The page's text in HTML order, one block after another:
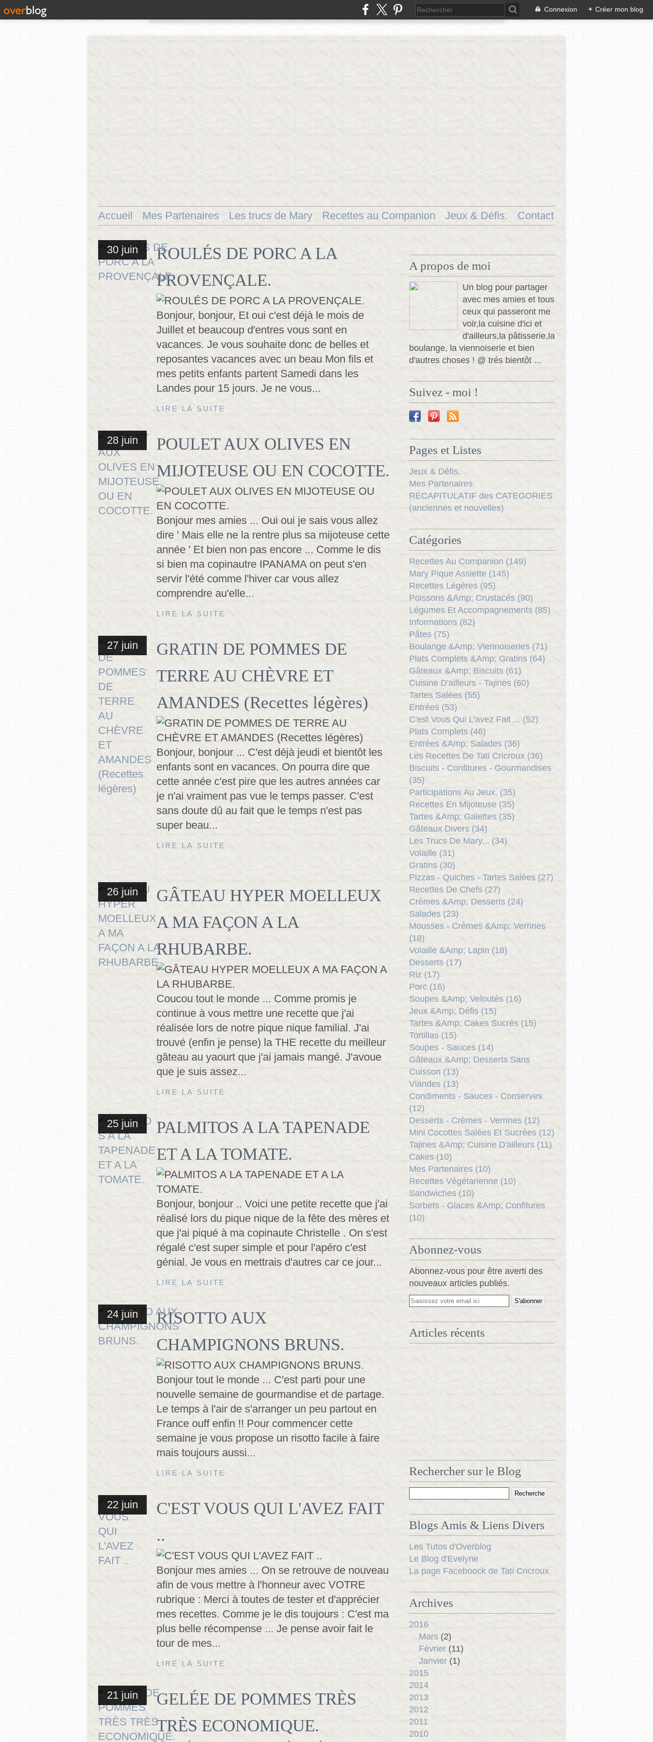
Connexion + Créer mon blog
Accueil Mes Partenaires Les trucs de Mary Recettes au Companion Jeux & Défis. Contact
30 juin
ROULÉS DE PORC A LA
PROVENÇALE.
Bonjour, bonjour, Et oui c'est déjà le mois de
Juillet et beaucoup d'entres vous sont en
vacances. Je vous souhaite donc de belles et
reposantes vacances avec un beau Mon fils et
mes petits enfants partent Samedi dans les
Landes pour 15 jours. Je ne vous...
LIRE LA SUITE
28 juin
POULET AUX OLIVES EN
MIJOTEUSE OU EN COCOTTE.
Bonjour mes amies ... Oui oui je sais vous allez
dire ' Mais elle ne la rentre plus sa mijoteuse cette
année ' Et bien non pas encore ... Comme le dis
si bien ma copinautre IPANAMA on peut s'en
servir l'été comme l'hiver car vous allez
comprendre au'elle...
LIRE LA SUITE
27 juin
GRATIN DE POMMES DE
TERRE AU CHÈVRE ET
AMANDES (Recettes légères)
Bonjour, bonjour ... C'est déjà jeudi et bientôt les
enfants sont en vacances. On pourra dire que
cette année c'est pire que les autres années car
je n'ai vraiment pas vue le temps passer. C'est
sans doute dû au fait que le temps n'est pas
super beau...
LIRE LA SUITE
26 juin
GÂTEAU HYPER MOELLEUX
A MA FAÇON A LA
RHUBARBE.
Coucou tout le monde ... Comme promis je
continue à vous mettre une recette que j'ai
réalisée lors de notre pique nique familial. J'ai
trouvé (enfin je pense) la THE recette du meilleur
gâteau au yaourt que j'ai jamais mangé. J'avoue
que je suis assez...
LIRE LA SUITE
25 juin
PALMITOS A LA TAPENADE
ET A LA TOMATE.
Bonjour, bonjour .. Voici une petite recette que j'ai
réalisé lors du pique nique de la fête des mères et
que j'ai piqué à ma copinaute Christelle . On s'est
régalé c'est super simple et pour l'apéro c'est
génial. Je vous en mettrais d'autres car ce jour...
LIRE LA SUITE
24 juin
RISOTTO AUX
CHAMPIGNONS BRUNS.
Bonjour tout le monde ... C'est parti pour une
nouvelle semaine de gourmandise et de partage.
Le temps à l'air de s'arranger un peu partout en
France ouff enfin !! Pour commencer cette
semaine je vous propose un risotto facile à faire
mais toujours aussi...
LIRE LA SUITE
22 juin
C'EST VOUS QUI L'AVEZ FAIT
..
Bonjour mes amies ... On se retrouve de nouveau
afin de vous mettre à l'honneur avec VOTRE
rubrique : Merci à toutes de tester et d'apprécier
mes recettes. Comme je le dis toujours : C'est ma
plus belle récompense ... Je pense avoir fait le
tour de mes...
LIRE LA SUITE
21 juin
GELÉE DE POMMES TRÈS
TRÈS ECONOMIQUE.
A propos de moi
Un blog pour partager
avec mes amies et tous
ceux qui passeront me
voir,la cuisine d'ici et
d'ailleurs,la pâtisserie,la
boulange, la viennoiserie et bien
d'autres choses ! @ trés bientôt ...
Suivez - moi !
Pages et Listes
Jeux & Défis.
Mes Partenaires
RECAPITULATIF des CATEGORIES
(anciennes et nouvelles)
Catégories
Recettes Au Companion (149)
Mary Pique Assiette (145)
Recettes Légères (95)
Poissons &Amp; Crustacés (90)
Légumes Et Accompagnements (85)
Informations (82)
Pâtes (75)
Boulange &Amp; Viennoiseries (71)
Plats Complets &Amp; Gratins (64)
Gâteaux &Amp; Biscuits (61)
Cuisine D'ailleurs - Tajines (60)
Tartes Salées (55)
Entrées (53)
C'est Vous Qui L'avez Fait ... (52)
Plats Complets (46)
Entrées &Amp; Salades (36)
Les Recettes De Tati Cricroux (36)
Biscuits - Confitures - Gourmandises
(35)
Participations Au Jeux. (35)
Recettes En Mijoteuse (35)
Tartes &Amp; Galettes (35)
Gâteaux Divers (34)
Les Trucs De Mary... (34)
Volaille (31)
Gratins (30)
Pizzas - Quiches - Tartes Salées (27)
Recettes De Chefs (27)
Crèmes &Amp; Desserts (24)
Salades (23)
Mousses - Crèmes &Amp; Verrines
(18)
Volaille &Amp; Lapin (18)
Desserts (17)
Riz (17)
Porc (16)
Soupes &Amp; Veloutés (16)
Jeux &Amp; Défis (15)
Tartes &Amp; Cakes Sucrés (15)
Tortillas (15)
Soupes - Sauces (14)
Gâteaux &Amp; Desserts Sans
Cuisson (13)
Viandes (13)
Condiments - Sauces - Conserves
(12)
Desserts - Crèmes - Verrines (12)
Mini Cocottes Salées Et Sucrées (12)
Tajines &Amp; Cuisine D'ailleurs (11)
Cakes (10)
Mes Partenaires (10)
Recettes Végétarienne (10)
Sandwiches (10)
Sorbets - Glaces &Amp; Confitures
(10)
Abonnez-vous
Abonnez-vous pour être averti des
nouveaux articles publiés.
Articles récents
Rechercher sur le Blog
Blogs Amis & Liens Divers
Les Tutos d'Overblog
Le Blog d'Evelyne
La page Faceboock de Tati Cricroux
Archives
2016
Mars (2)
Février (11)
Janvier (1)
2015
2014
2013
2012
2011
2010